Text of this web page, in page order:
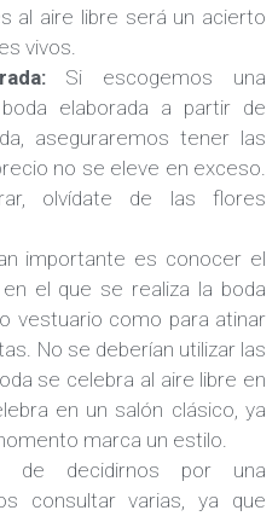
al aire libre será un acierto
vivos.
Si escogemos una
elaborada a partir de
aseguraremos tener las
no se eleve en exceso.
olvídate de las flores
importante es conocer el
el que se realiza la boda
vestuario como para atinar
No se deberían utilizar las
se celebra al aire libre en
en un salón clásico, ya
marca un estilo.
de decidirnos por una
consultar varias, ya que